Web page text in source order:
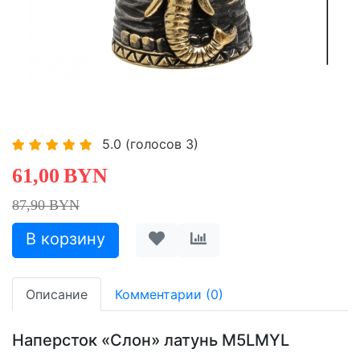
5.0 (голосов 3)
61,00 BYN
87,90 BYN
Описание Комментарии (0)
Наперсток «Слон» латунь M5LMYL